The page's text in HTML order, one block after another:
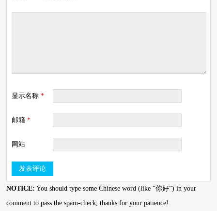
显示名称*
邮箱*
网站
NOTICE: You should type some Chinese word (like “你好”) in your
comment to pass the spam-check, thanks for your patience!